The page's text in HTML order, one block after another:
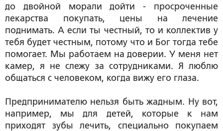
до двойной морали дойти - просроченные
лекарства покупать, цены на лечение
поднимать. А если ты честный, то и коллектив у
тебя будет честным, потому что и Бог тогда тебе
помогает. Мы работаем на доверии. У меня нет
камер, я не слежу за сотрудниками. Я люблю
общаться с человеком, когда вижу его глаза.
Предпринимателю нельзя быть жадным. Ну вот,
например, мы для детей, которые к нам
приходят зубы лечить, специально покупаем